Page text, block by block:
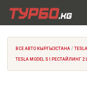
ВСЕ АВТО КЫРГЫЗСТАНА TESLA
TESLA MODEL S I РЕСТАЙЛИНГ 2